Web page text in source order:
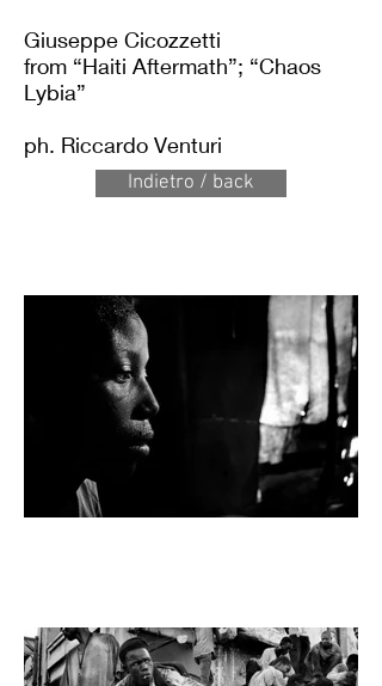
Giuseppe Cicozzetti
from “Haiti Aftermath”; “Chaos
Lybia”
ph. Riccardo Venturi
Indietro / back